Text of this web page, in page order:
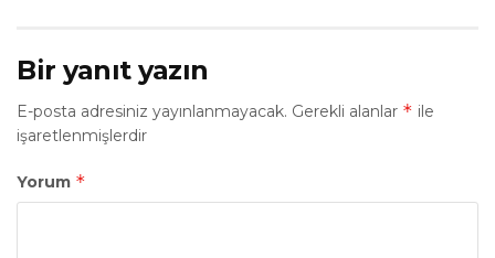
Bir yanıt yazın
E-posta adresiniz yayınlanmayacak. Gerekli alanlar * ile
işaretlenmişlerdir
Yorum *